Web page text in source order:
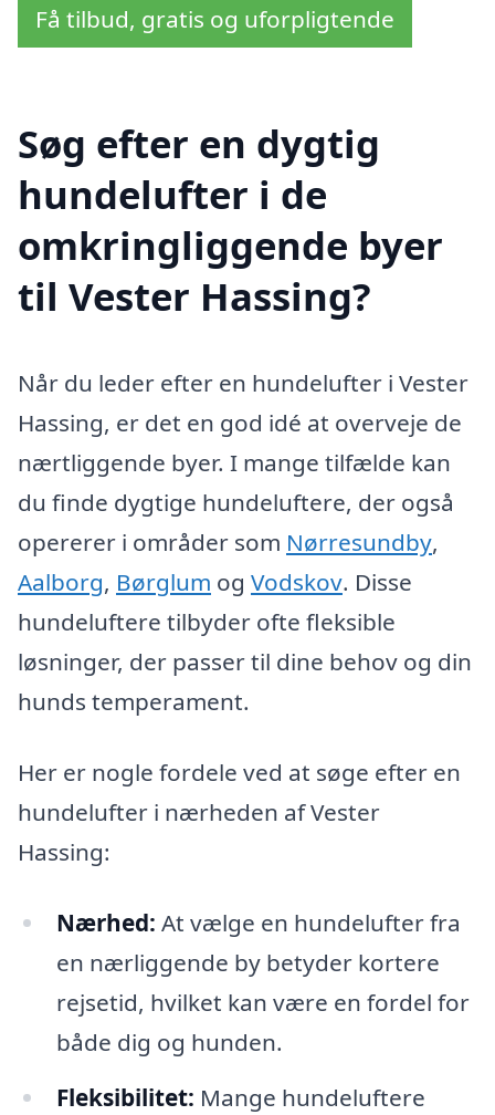
Få tilbud, gratis og uforpligtende
Søg efter en dygtig
hundelufter i de
omkringliggende byer
til Vester Hassing?
Når du leder efter en hundelufter i Vester
Hassing, er det en god idé at overveje de
nærtliggende byer. I mange tilfælde kan
du finde dygtige hundeluftere, der også
opererer i områder som Nørresundby,
Aalborg, Børglum og Vodskov. Disse
hundeluftere tilbyder ofte fleksible
løsninger, der passer til dine behov og din
hunds temperament.
Her er nogle fordele ved at søge efter en
hundelufter i nærheden af Vester
Hassing:
Nærhed: At vælge en hundelufter fra
en nærliggende by betyder kortere
rejsetid, hvilket kan være en fordel for
både dig og hunden.
Fleksibilitet: Mange hundeluftere